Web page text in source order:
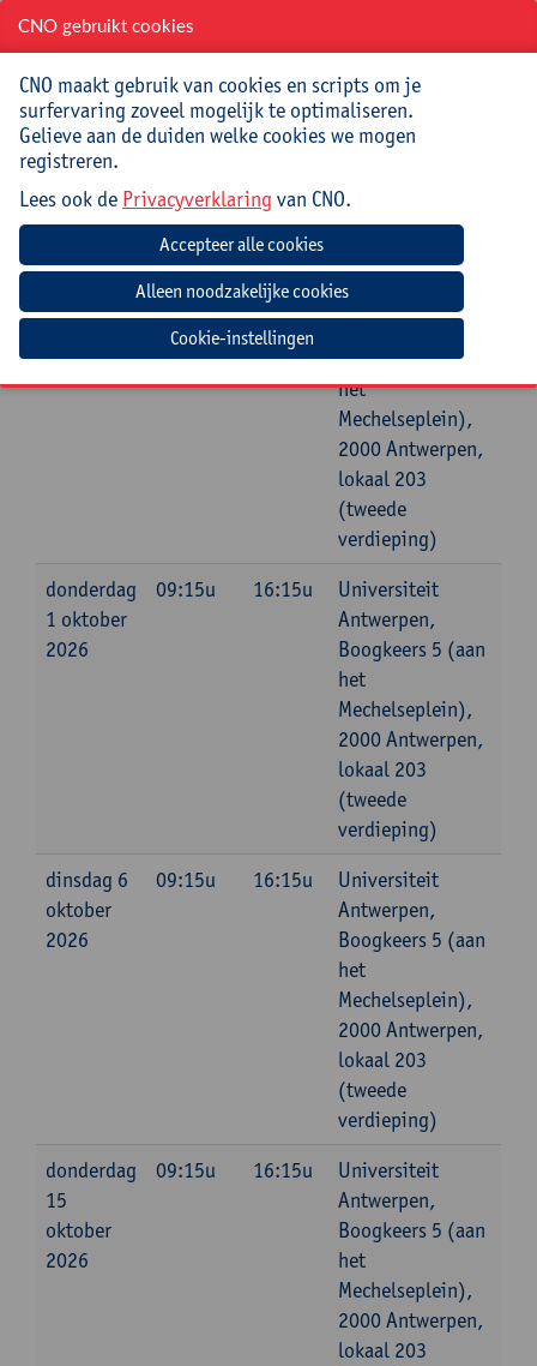
september
het
Mechelseplein),
lokaal 203
2026
09:15u 16:15u
Universiteit
Boogkeers 5 (aan
het
Mechelseplein),
2000 Antwerpen,
lokaal 203
(tweede
verdieping)
donderdag
1 oktober
2026
09:15u 16:15u
Universiteit
Antwerpen,
Boogkeers 5 (aan
het
Mechelseplein),
2000 Antwerpen,
lokaal 203
(tweede
verdieping)
dinsdag 6
oktober
2026
09:15u 16:15u
Universiteit
Antwerpen,
Boogkeers 5 (aan
het
Mechelseplein),
2000 Antwerpen,
lokaal 203
(tweede
verdieping)
donderdag
15
oktober
2026
09:15u 16:15u
Universiteit
Antwerpen,
Boogkeers 5 (aan
het
Mechelseplein),
2000 Antwerpen,
lokaal 203
CNO gebruikt cookies
CNO maakt gebruik van cookies en scripts om je
surfervaring zoveel mogelijk te optimaliseren.
Gelieve aan de duiden welke cookies we mogen
registreren.
Lees ook de Privacyverklaring van CNO.
Cookie-instellingen